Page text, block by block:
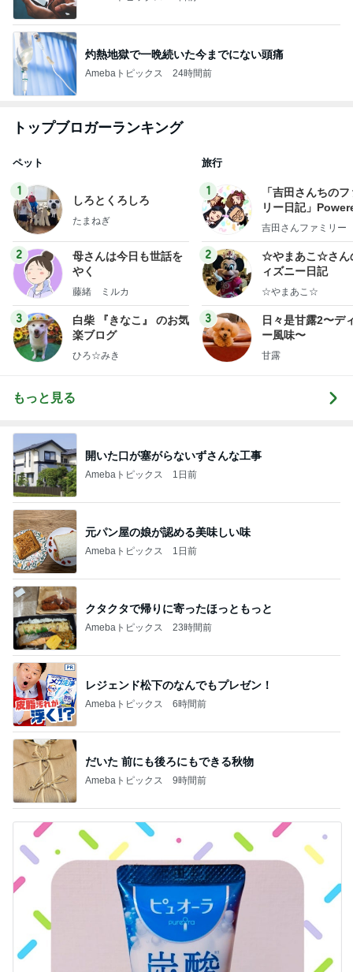
灼熱地獄で一晩続いた今までにない頭痛
Amebaトピックス 24時間前
トップブロガーランキング
ペット
1
しろとくろしろ
たまねぎ
2
母さんは今日も世話を
やく
藤緒 ミルカ
3
白柴 『きなこ』 のお気
楽ブログ
ひろ☆みき
旅行
1
「吉田さんちの
リー日記」
y Ameba 吉田さ
ログ
吉田さんファミリー
2
☆やまあこ☆さん
ィズニー日記
☆やまあこ☆
3
日々是甘露2〜デ
ー風味〜
甘露
もっと見る
開いた口が塞がらないずさんな工事
Amebaトピックス 1日前
元パン屋の娘が認める美味しい味
Amebaトピックス 1日前
クタクタで帰りに寄ったほっともっと
Amebaトピックス 23時間前
レジェンド松下のなんでもプレゼン！
Amebaトピックス 6時間前
だいた 前にも後ろにもできる秋物
Amebaトピックス 9時間前